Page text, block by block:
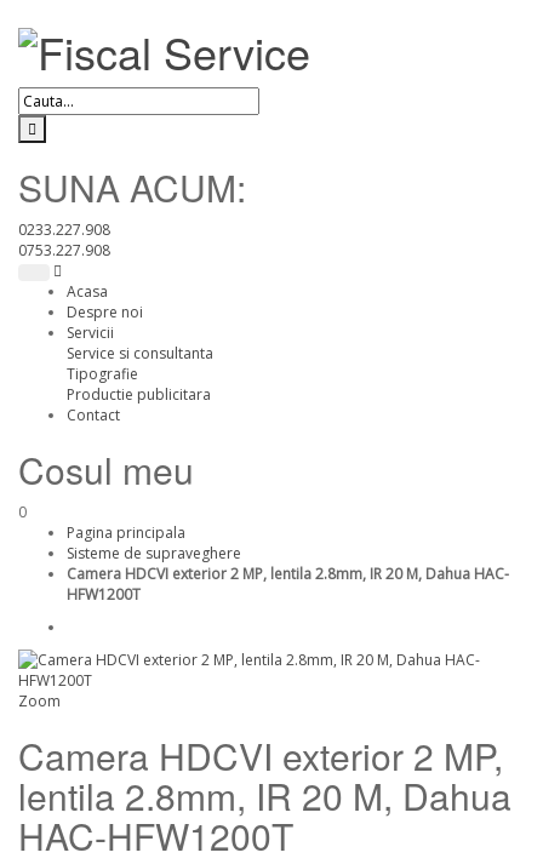
SUNA ACUM:
0233.227.908
0753.227.908
Acasa
Despre noi
Servicii
Service si consultanta
Tipografie
Productie publicitara
Contact
Cosul meu
0
Pagina principala
Sisteme de supraveghere
Camera HDCVI exterior 2 MP, lentila 2.8mm, IR 20 M, Dahua HAC-
HFW1200T
Zoom
Camera HDCVI exterior 2 MP,
lentila 2.8mm, IR 20 M, Dahua
HAC-HFW1200T